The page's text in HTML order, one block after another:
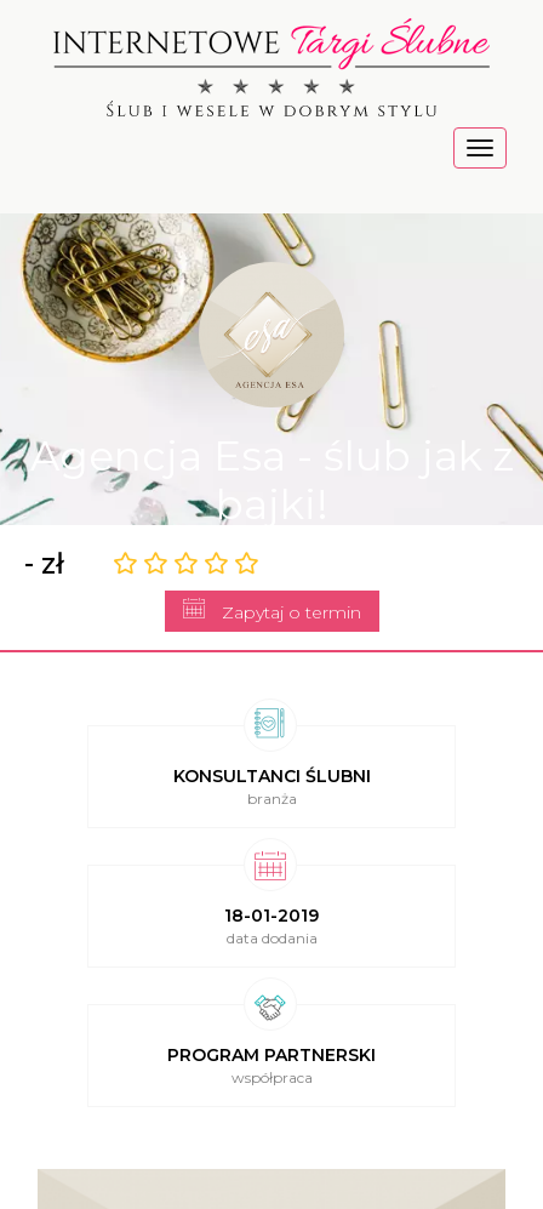
Menu
Agencja Esa - ślub jak z
bajki!
- zł
Zapytaj o termin
KONSULTANCI ŚLUBNI
branża
18-01-2019
data dodania
PROGRAM PARTNERSKI
współpraca